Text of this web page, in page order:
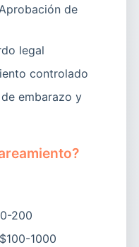
Aprobación de
legal
controlado
embarazo y
200
$100-1000